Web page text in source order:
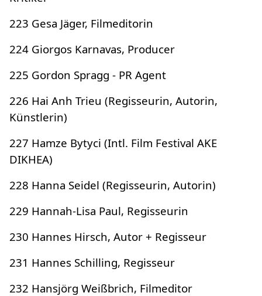
223 Gesa Jäger, Filmeditorin
224 Giorgos Karnavas, Producer
225 Gordon Spragg - PR Agent
226 Hai Anh Trieu (Regisseurin, Autorin,
Künstlerin)
227 Hamze Bytyci (Intl. Film Festival AKE
DIKHEA)
228 Hanna Seidel (Regisseurin, Autorin)
229 Hannah-Lisa Paul, Regisseurin
230 Hannes Hirsch, Autor + Regisseur
231 Hannes Schilling, Regisseur
232 Hansjörg Weißbrich, Filmeditor